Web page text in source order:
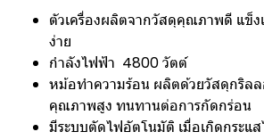
ตัวเครื่องผลิตจากวัสดุคุณภาพดี แข็ง
ง่าย
กำลังไฟฟ้า 4800 วัตต์
หม้อทำความร้อน ผลิตด้วยวัสดุกริล
คุณภาพสูง ทนทานต่อการกัดกร่อน
มีระบบตัดไฟอัตโนมัติ เมื่อเกิดกระแ